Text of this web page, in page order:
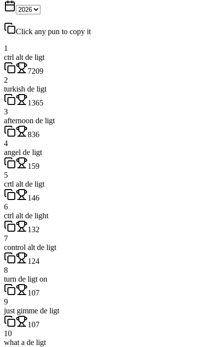
Click any pun to copy it
1
ctrl alt de ligt
7209
2
turkish de ligt
1365
3
afternoon de ligt
836
4
angel de ligt
159
5
crtl alt de ligt
146
6
ctrl alt de light
132
7
control alt de ligt
124
8
turn de ligt on
107
9
just gimme de ligt
107
10
what a de ligt